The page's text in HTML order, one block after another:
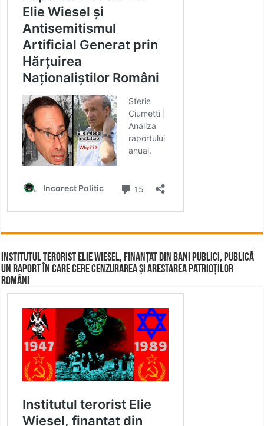
Institutul terorist Elie Wiesel, finanțat din bani publici, publică
un raport în care cere cenzurarea și arestarea patrioților
români